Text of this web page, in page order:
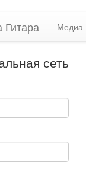
Гитара Медиа
сеть